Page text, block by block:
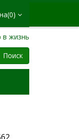
в жизнь
(0)
Поиск